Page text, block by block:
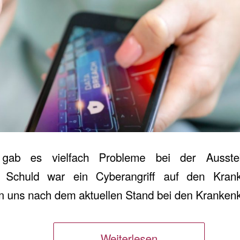
es vielfach Probleme bei der
Schuld war ein Cyberangriff auf den
uns nach dem aktuellen Stand bei den